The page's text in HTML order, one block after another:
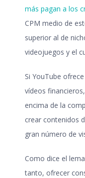
más pagan a los
CPM medio de
superior al de
videojuegos y el
Si YouTube
vídeos
encima de la
crear contenidos
gran número de
Como dice el
tanto, ofrecer